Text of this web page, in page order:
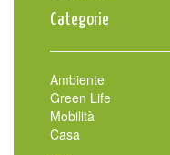
Categorie
Ambiente
Green Life
Mobilità
Casa